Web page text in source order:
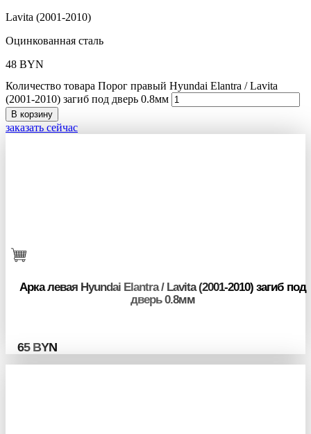
Lavita (2001-2010)
Оцинкованная сталь
48 BYN
Количество товара Порог правый Hyundai Elantra / Lavita
(2001-2010) загиб под дверь 0.8мм
В корзину
заказать сейчас
Арка левая Hyundai Elantra / Lavita (2001-2010) загиб под
дверь 0.8мм
65 BYN